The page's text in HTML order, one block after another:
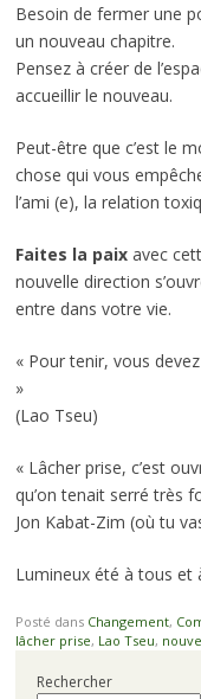
Besoin de fermer une
un nouveau chapitre.
Pensez à créer de
accueillir le nouveau.
Peut-être que c’est le
chose qui vous
l’ami (e), la relation
Faites la paix avec
nouvelle direction
entre dans votre vie.
« Pour tenir, vous
»
(Lao Tseu)
« Lâcher prise, c’est
qu’on tenait serré très
Jon Kabat-Zim (où tu
Lumineux été à tous et
Posté dans Changement,
lâcher prise, Lao Tseu,
Rechercher